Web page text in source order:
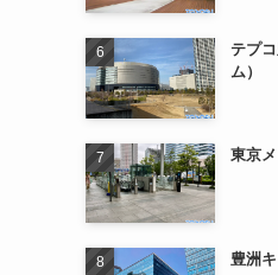
テプ
ム）
東京
豊洲